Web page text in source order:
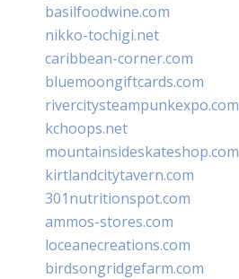
basilfoodwine.com
nikko-tochigi.net
caribbean-corner.com
bluemoongiftcards.com
rivercitysteampunkexpo.com
kchoops.net
mountainsideskateshop.com
kirtlandcitytavern.com
301nutritionspot.com
ammos-stores.com
loceanecreations.com
birdsongridgefarm.com